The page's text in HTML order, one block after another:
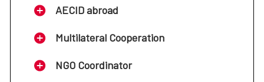
Oficina de la Cooperación Española:
Sur (Argentina, Brasil, Chile y Uruguay)
Rica
AECID abroad
Multilateral Cooperation
NGO Coordinator